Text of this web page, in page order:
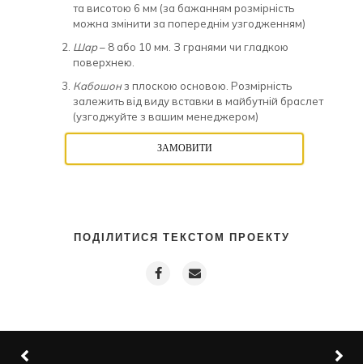
та висотою 6 мм (за бажанням розмірність
можна змінити за попереднім узгодженням)
Шар– 8 або 10 мм. З гранями чи гладкою
поверхнею.
Кабошонз плоскою основою. Розмірність
залежить від виду вставки в майбутній браслет
(узгоджуйте з вашим менеджером)
ЗАМОВИТИ
ПОДІЛИТИСЯ ТЕКСТОМ ПРОЕКТУ